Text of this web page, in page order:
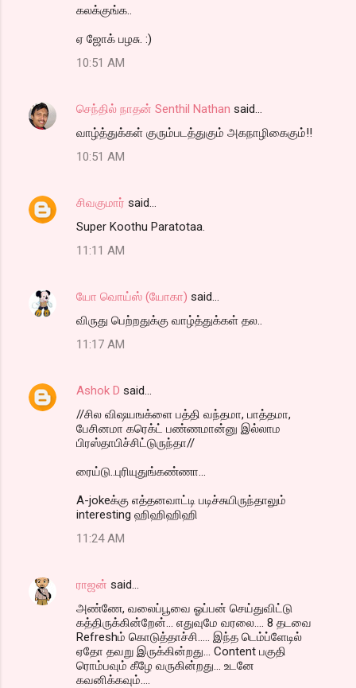
கலக்குங்க..
ஏ ஜோக் பழசு. :)
10:51 AM
செந்தில் நாதன் Senthil Nathan said…
வாழ்த்துக்கள் குரும்படத்துகும் அகநாழிகைகும்!!
10:51 AM
சிவகுமார் said…
Super Koothu Paratotaa.
11:11 AM
யோ வொய்ஸ் (யோகா) said…
விருது பெற்றதுக்கு வாழ்த்துக்கள் தல..
11:17 AM
Ashok D said…
//சில விஷயஙக்ளை பத்தி வந்தமா, பாத்தமா,
பேசினமா கரெக்ட் பண்ணமான்னு இல்லாம
பிரஸ்தாபிச்சிட்டுருந்தா//
ரைய்டு..புரியுதுங்கண்ணா...
A-jokeக்கு எத்தனவாட்டி படிச்சுயிருந்தாலும்
interesting ஹிஹிஹிஹி
11:24 AM
ராஜன் said…
அண்ணே, வலைப்பூவை ஓப்பன் செய்துவிட்டு
கத்திருக்கின்றேன்... எதுவுமே வரலை.... 8 தடவை
Refreshம் கொடுத்தாச்சி..... இந்த டெம்ப்ளேடில்
ஏதோ தவறு இருக்கின்றது... Content பகுதி
ரொம்பவும் கீழே வருகின்றது... உடனே
கவனிக்கவும்....